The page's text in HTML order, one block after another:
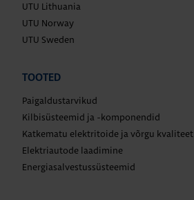
UTU Lithuania
UTU Norway
UTU Sweden
TOOTED
Paigaldustarvikud
Kilbisüsteemid ja -komponendid
Katkematu elektritoide ja võrgu kvaliteet
Elektriautode laadimine
Energiasalvestussüsteemid